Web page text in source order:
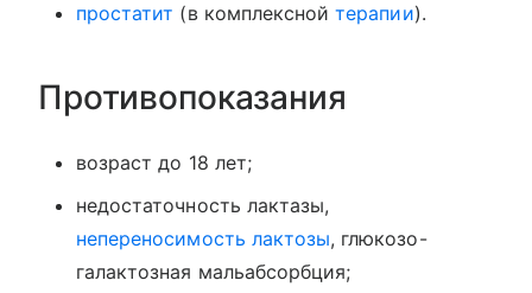
простатит (в комплекснойтерапии).
Противопоказания
возраст до 18 лет;
недостаточность лактазы,
непереносимость лактозы, глюкозо-
галактозная мальабсорбция;